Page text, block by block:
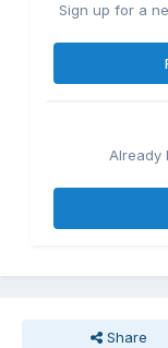
Sign up for a
Already
Share